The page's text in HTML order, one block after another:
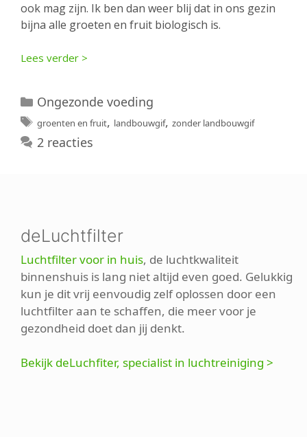
ook mag zijn. Ik ben dan weer blij dat in ons gezin
bijna alle groeten en fruit biologisch is.
Lees verder >
Categorieën
Ongezonde voeding
Tags
groenten en fruit, landbouwgif, zonder landbouwgif
2 reacties
deLuchtfilter
Luchtfilter voor in huis, de luchtkwaliteit
binnenshuis is lang niet altijd even goed. Gelukkig
kun je dit vrij eenvoudig zelf oplossen door een
luchtfilter aan te schaffen, die meer voor je
gezondheid doet dan jij denkt.
Bekijk deLuchfiter, specialist in luchtreiniging >